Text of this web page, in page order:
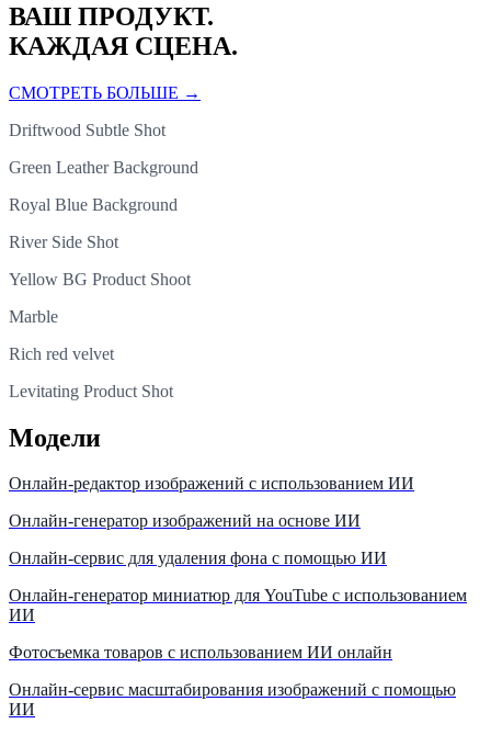
ВАШ ПРОДУКТ.
КАЖДАЯ СЦЕНА.
СМОТРЕТЬ БОЛЬШЕ →
Driftwood Subtle Shot
Green Leather Background
Royal Blue Background
River Side Shot
Yellow BG Product Shoot
Marble
Rich red velvet
Levitating Product Shot
Модели
Онлайн-редактор изображений с использованием ИИ
Онлайн-генератор изображений на основе ИИ
Онлайн-сервис для удаления фона с помощью ИИ
Онлайн-генератор миниатюр для YouTube с использованием
ИИ
Фотосъемка товаров с использованием ИИ онлайн
Онлайн-сервис масштабирования изображений с помощью
ИИ